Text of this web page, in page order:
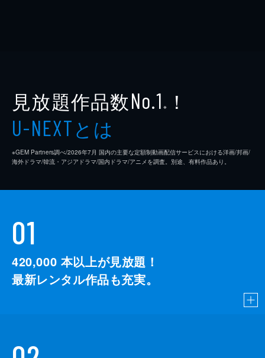
見放題作品数No.1 ※ ！
U-NEXTとは
※GEM Partners調べ/2026年7⽉ 国内の主要な定額制動画配信サービスにおける洋画/邦画/
海外ドラマ/韓流・アジアドラマ/国内ドラマ/アニメを調査。別途、有料作品あり。
01
420,000 本以上が見放題！
最新レンタル作品も充実。